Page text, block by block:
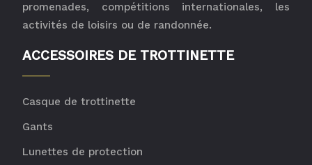
promenades, compétitions internationales, les
activités de loisirs ou de randonnée.
ACCESSOIRES DE TROTTINETTE
Casque de trottinette
Gants
Lunettes de protection